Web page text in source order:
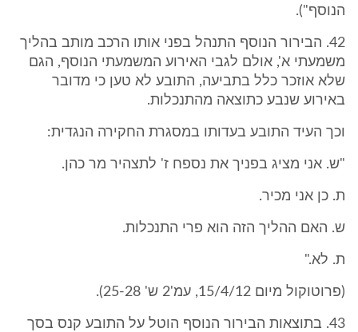
הנוסף").
42. הבירור הנוסף התנהל בפני אותו הרכב מותב בהליך
משמעתי א', אולם לגבי האירוע המשמעתי הנוסף, הגם
שלא אוזכר כלל בתביעה, התובע לא טען כי מדובר
באירוע שנבע כתוצאה מהתנכלות.
וכך העיד התובע בעדותו במסגרת החקירה הנגדית:
"ש. אני מציג בפניך את נספח ז' לתצהיר מר כהן.
ת. כן אני מכיר.
ש. האם ההליך הזה הוא פרי התנכלות.
ת. לא."
(פרוטוקול מיום 15/4/12, עמ'2 ש' 25-28).
43. בתוצאות הבירור הנוסף הוטל על התובע קנס בסך